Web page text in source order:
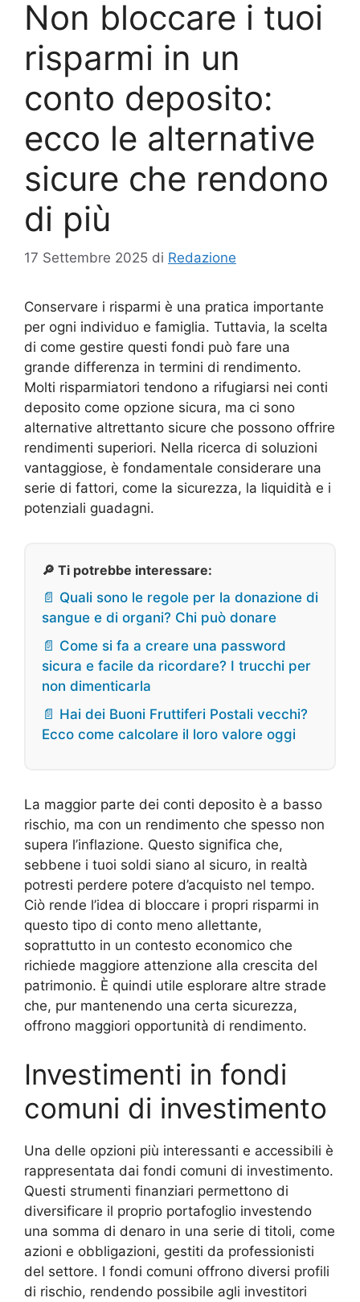
Non bloccare i tuoi
risparmi in un
conto deposito:
ecco le alternative
sicure che rendono
di più
17 Settembre 2025 di Redazione
Conservare i risparmi è una pratica importante
per ogni individuo e famiglia. Tuttavia, la scelta
di come gestire questi fondi può fare una
grande differenza in termini di rendimento.
Molti risparmiatori tendono a rifugiarsi nei conti
deposito come opzione sicura, ma ci sono
alternative altrettanto sicure che possono offrire
rendimenti superiori. Nella ricerca di soluzioni
vantaggiose, è fondamentale considerare una
serie di fattori, come la sicurezza, la liquidità e i
potenziali guadagni.
🔎 Ti potrebbe interessare:
📄 Quali sono le regole per la donazione di
sangue e di organi? Chi può donare
📄 Come si fa a creare una password
sicura e facile da ricordare? I trucchi per
non dimenticarla
📄 Hai dei Buoni Fruttiferi Postali vecchi?
Ecco come calcolare il loro valore oggi
La maggior parte dei conti deposito è a basso
rischio, ma con un rendimento che spesso non
supera l’inflazione. Questo significa che,
sebbene i tuoi soldi siano al sicuro, in realtà
potresti perdere potere d’acquisto nel tempo.
Ciò rende l’idea di bloccare i propri risparmi in
questo tipo di conto meno allettante,
soprattutto in un contesto economico che
richiede maggiore attenzione alla crescita del
patrimonio. È quindi utile esplorare altre strade
che, pur mantenendo una certa sicurezza,
offrono maggiori opportunità di rendimento.
Investimenti in fondi
comuni di investimento
Una delle opzioni più interessanti e accessibili è
rappresentata dai fondi comuni di investimento.
Questi strumenti finanziari permettono di
diversificare il proprio portafoglio investendo
una somma di denaro in una serie di titoli, come
azioni e obbligazioni, gestiti da professionisti
del settore. I fondi comuni offrono diversi profili
di rischio, rendendo possibile agli investitori